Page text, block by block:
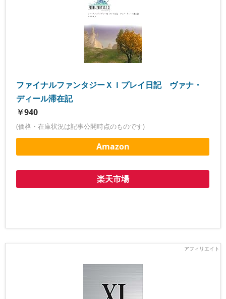
ファイナルファンタジーＸＩプレイ日記 ヴァナ・
ディール滞在記
￥940
(価格・在庫状況は記事公開時点のものです)
Amazon
楽天市場